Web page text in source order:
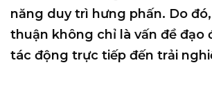
năng duy trì hưng phấn. Do
thuận không chỉ là vấn đề đạo
tác động trực tiếp đến trải